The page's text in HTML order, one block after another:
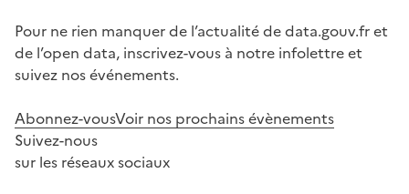
Pour ne rien manquer de l’actualité de data.gouv.fr et
de l’open data, inscrivez-vous à notre infolettre et
suivez nos événements.
Abonnez-vousVoir nos prochains évènements
Suivez-nous
sur les réseaux sociaux